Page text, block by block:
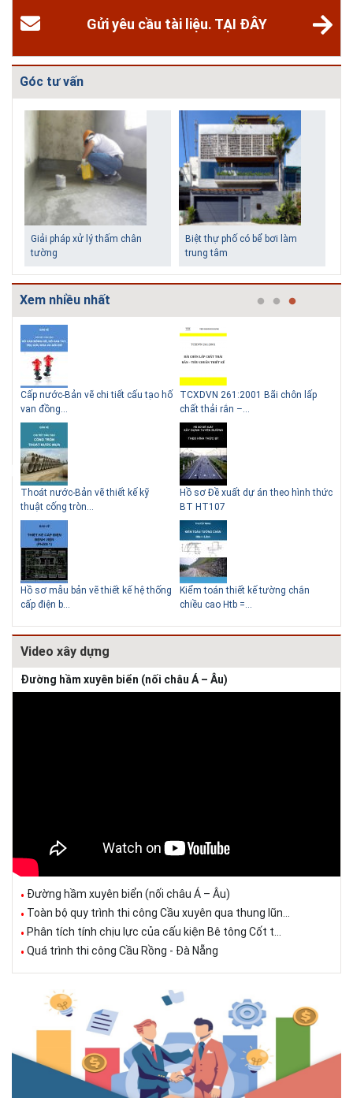
Gửi yêu cầu tài liệu. TẠI ĐÂY
Góc tư vấn
Biệt thự phố có bể bơi làm
trung tâm
Những ngôi nhà một tầng ít
tiền vẫn đẹp
Lý do nên sử dụng gạch block
để xây nhà
Thiết kế nhà siêu nhỏ độc đáo
Giải pháp xử lý thấm chân
tường
Xem nhiều nhất
Cấp nước-Bản vẽ chi tiết cấu tạo hố
van đồng...
Thoát nước-Bản vẽ thiết kế kỹ
thuật cống tròn...
Hồ sơ mẫu bản vẽ thiết kế hệ thống
cấp điện b...
TCXDVN 261:2001 Bãi chôn lấp
chất thải rắn –...
Hồ sơ Đề xuất dự án theo hình thức
BT HT107
Kiểm toán thiết kế tường chắn
chiều cao Htb =...
Video xây dựng
Đường hầm xuyên biển (nối châu Á – Âu)
Đường hầm xuyên biển (nối châu Á – Âu)
Toàn bộ quy trình thi công Cầu xuyên qua thung lũn...
Phân tích tính chịu lực của cấu kiện Bê tông Cốt t...
Quá trình thi công Cầu Rồng - Đà Nẵng